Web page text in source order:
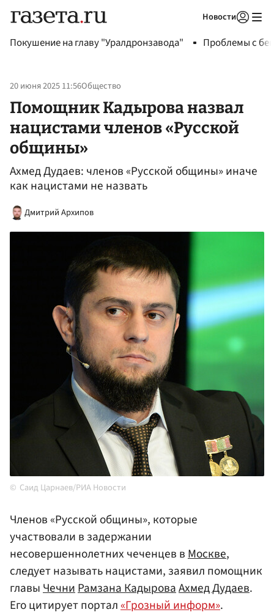
Новости
Покушение на главу "Уралдронзавода" Проблемы с
20 июня 2025 11:56Общество
Помощник Кадырова назвал
нацистами членов «Русской
общины»
Ахмед Дудаев: членов «Русской общины» иначе
как нацистами не назвать
Дмитрий Архипов
Саид Царнаев/РИА Новости
Членов «Русской общины», которые
участвовали в задержании
несовершеннолетних чеченцев вМоскве,
следует называть нацистами, заявил помощник
главыЧечниРамзана КадыроваАхмед Дудаев.
Его цитирует портал«Грозный информ».